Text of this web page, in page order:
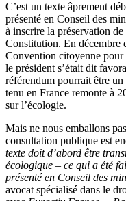
C’est un texte âprement
présenté en Conseil des
à inscrire la préservation
Constitution. En décembre
Convention citoyenne pour
le président s’était dit
référendum pourrait être
tenu en France remonte à
sur l’écologie.
Mais ne nous emballons
consultation publique est
texte doit d’abord être
écologique – ce qui a été
présenté en Conseil des
avocat spécialisé dans le